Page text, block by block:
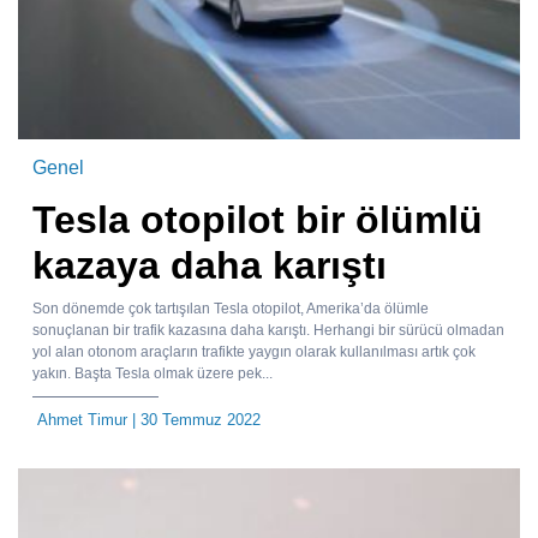
Genel
Tesla otopilot bir ölümlü
kazaya daha karıştı
Son dönemde çok tartışılan Tesla otopilot, Amerika’da ölümle
sonuçlanan bir trafik kazasına daha karıştı. Herhangi bir sürücü olmadan
yol alan otonom araçların trafikte yaygın olarak kullanılması artık çok
yakın. Başta Tesla olmak üzere pek...
Ahmet Timur| 30 Temmuz 2022